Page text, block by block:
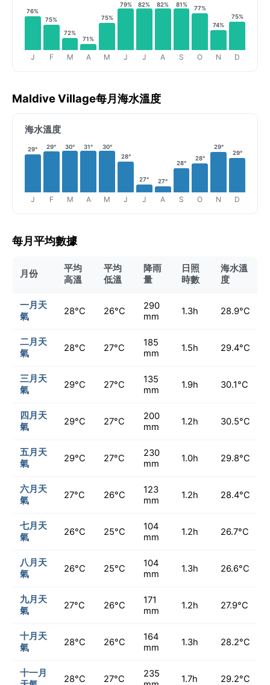
76%
J
75%
F
72%
M
71%
A
75%
M
79%
J
82%
J
82%
A
81%
S
77%
O
74%
N
75%
D
Maldive Village每月海水溫度
海水溫度
29°
J
29°
F
30°
M
31°
A
30°
M
28°
J
27°
J
27°
A
28°
S
28°
O
29°
N
29°
D
每月平均數據
月份
平均
高溫
平均
低溫
降雨
量
日照
時數
海水溫
度
一月天
氣
28°C 26°C
290
mm
1.3h 28.9°C
二月天
氣
28°C 27°C
185
mm
1.5h 29.4°C
三月天
氣
29°C 27°C
135
mm
1.9h 30.1°C
四月天
氣
29°C 27°C
200
mm
1.2h 30.5°C
五月天
氣
29°C 27°C
230
mm
1.0h 29.8°C
六月天
氣
27°C 26°C
123
mm
1.2h 28.4°C
七月天
氣
26°C 25°C
104
mm
1.2h 26.7°C
八月天
氣
26°C 25°C
104
mm
1.3h 26.6°C
九月天
氣
27°C 26°C
171
mm
1.2h 27.9°C
十月天
氣
28°C 26°C
164
mm
1.3h 28.2°C
十一月
28°C 27°C
235
1.7h 29.2°C